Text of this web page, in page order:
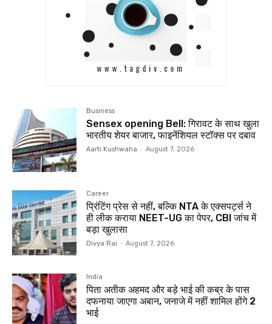
Business
Sensex opening Bell: गिरावट के साथ खुला
भारतीय शेयर बाजार, फाइनेंशियल स्टॉक्स पर दबाव
Aarti Kushwaha - August 7, 2026
Career
प्रिंटिंग प्रेस से नहीं, बल्कि NTA के एक्सपर्ट्स ने
ही लीक कराया NEET-UG का पेपर, CBI जांच में
बड़ा खुलासा
Divya Rai - August 7, 2026
India
पिता अतीक अहमद और बड़े भाई की कब्र के पास
दफनाया जाएगा अबान, जनाजे में नहीं शामिल होंगे 2
भाई